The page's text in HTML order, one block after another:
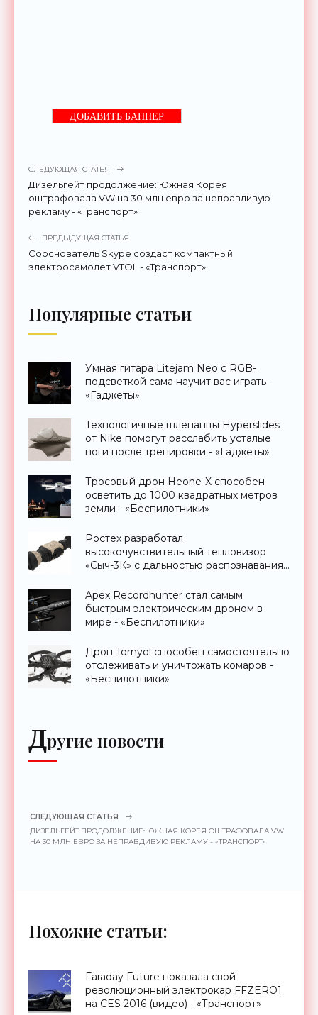
ДОБАВИТЬ БАННЕР
СЛЕДУЮЩАЯ СТАТЬЯ
Дизельгейт продолжение: Южная Корея
оштрафовала VW на 30 млн евро за неправдивую
рекламу - «Транспорт»
ПРЕДЫДУЩАЯ СТАТЬЯ
Cооснователь Skype создаст компактный
электросамолет VTOL - «Транспорт»
Популярные статьи
Умная гитара Litejam Neo с RGB-
подсветкой сама научит вас играть -
«Гаджеты»
Технологичные шлепанцы Hyperslides
от Nike помогут расслабить усталые
ноги после тренировки - «Гаджеты»
Тросовый дрон Heone-X способен
осветить до 1000 квадратных метров
земли - «Беспилотники»
Ростех разработал
высокочувствительный тепловизор
«Сыч-3К» с дальностью распознавания
Apex Recordhunter стал самым
быстрым электрическим дроном в
мире - «Беспилотники»
Дрон Tornyol способен самостоятельно
отслеживать и уничтожать комаров -
«Беспилотники»
Другие новости
СЛЕДУЮЩАЯ СТАТЬЯ
ДИЗЕЛЬГЕЙТ ПРОДОЛЖЕНИЕ: ЮЖНАЯ КОРЕЯ ОШТРАФОВАЛА VW
НА 30 МЛН ЕВРО ЗА НЕПРАВДИВУЮ РЕКЛАМУ - «ТРАНСПОРТ»
Похожие статьи:
Faraday Future показала свой
революционный электрокар FFZERO1
на CES 2016 (видео) - «Транспорт»